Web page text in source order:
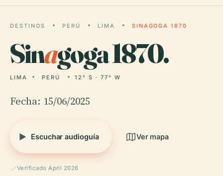
DESTINOS PERÚ LIMA SINAGOGA 1870
Sinagoga 1870.
LIMA PERÚ 12° S · 77° W
Fecha: 15/06/2025
Escuchar audioguía Ver mapa
Verificado April 2026